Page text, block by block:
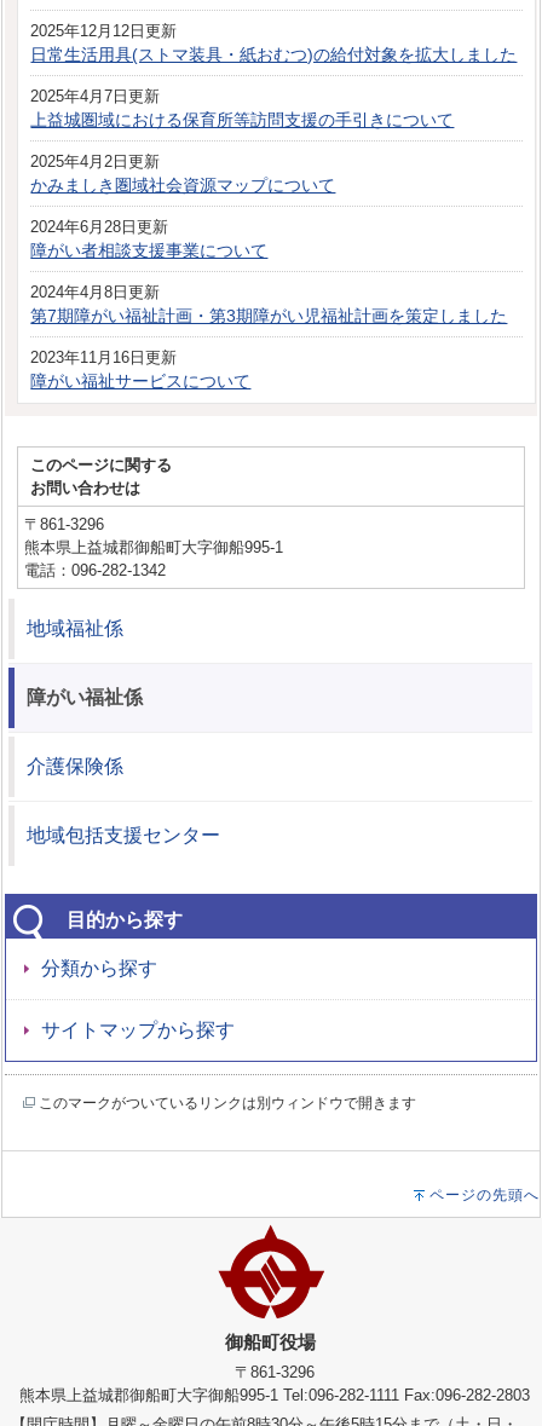
2025年12月12日更新
日常生活用具(ストマ装具・紙おむつ)の給付対象を拡大しました
2025年4月7日更新
上益城圏域における保育所等訪問支援の手引きについて
2025年4月2日更新
かみましき圏域社会資源マップについて
2024年6月28日更新
障がい者相談支援事業について
2024年4月8日更新
第7期障がい福祉計画・第3期障がい児福祉計画を策定しました
2023年11月16日更新
障がい福祉サービスについて
このページに関する
お問い合わせは
〒861-3296
熊本県上益城郡御船町大字御船995-1
電話：096-282-1342
地域福祉係
障がい福祉係
介護保険係
地域包括支援センター
目的から探す
分類から探す
サイトマップから探す
このマークがついているリンクは別ウィンドウで開きます
ページの先頭へ
御船町役場
〒861-3296
熊本県上益城郡御船町大字御船995-1 Tel:096-282-1111 Fax:096-282-2803